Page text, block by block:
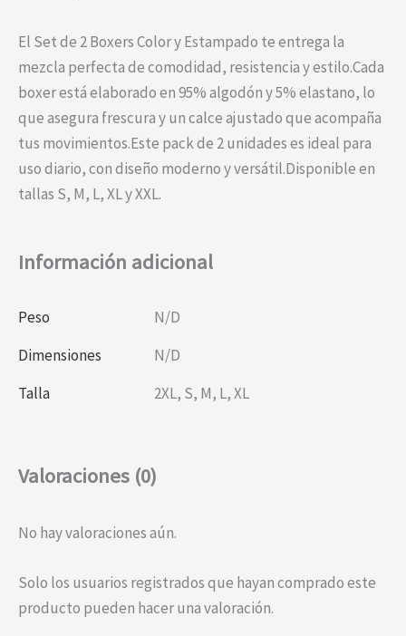
El Set de 2 Boxers Color y Estampado te entrega la
mezcla perfecta de comodidad, resistencia y estilo.Cada
boxer está elaborado en 95% algodón y 5% elastano, lo
que asegura frescura y un calce ajustado que acompaña
tus movimientos.Este pack de 2 unidades es ideal para
uso diario, con diseño moderno y versátil.Disponible en
tallas S, M, L, XL y XXL.
Información adicional
Peso
N/D
Dimensiones
N/D
Talla
2XL, S, M, L,XL
Valoraciones (0)
No hay valoraciones aún.
Solo los usuarios registrados que hayan comprado este
producto pueden hacer una valoración.